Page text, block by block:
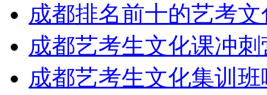
成都排名前十的艺考
成都艺考生文化课冲
成都艺考生文化集训